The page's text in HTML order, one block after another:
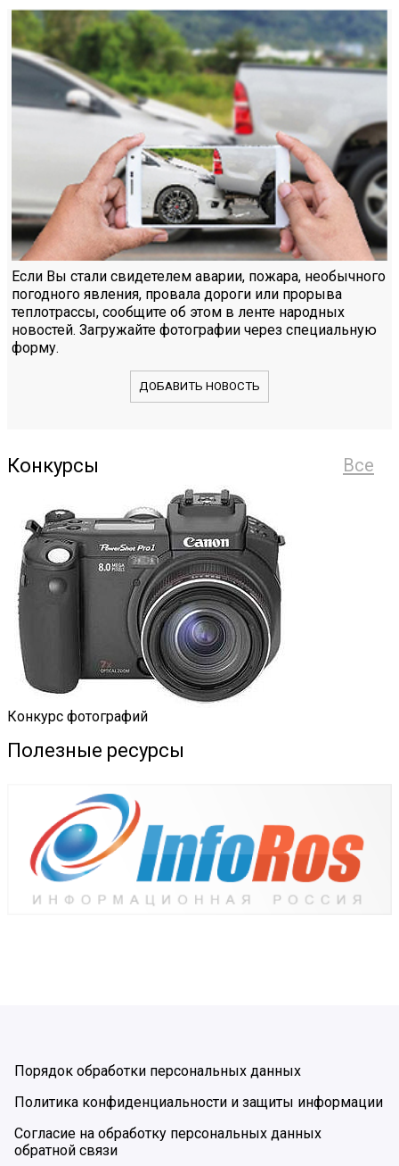
Если Вы стали свидетелем аварии, пожара, необычного
погодного явления, провала дороги или прорыва
теплотрассы, сообщите об этом в ленте народных
новостей. Загружайте фотографии через специальную
форму.
ДОБАВИТЬ НОВОСТЬ
Все
Конкурсы
Конкурс фотографий
Полезные ресурсы
Порядок обработки персональных данных
Политика конфиденциальности и защиты информации
Согласие на обработку персональных данных
обратной связи